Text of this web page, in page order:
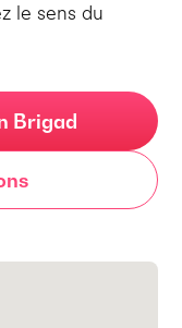
le sens du
Brigad